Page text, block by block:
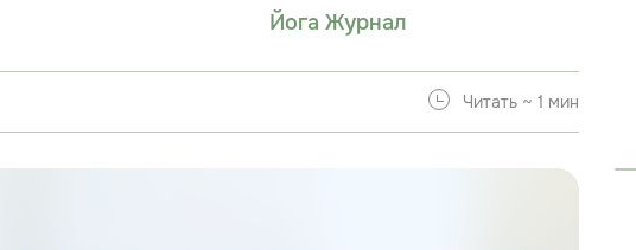
Йога Журнал
Читать ~ 1 мин